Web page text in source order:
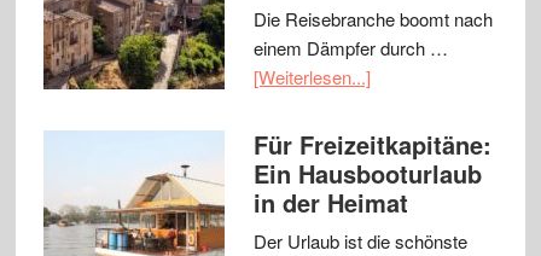
Die Reisebranche boomt nach
einem Dämpfer durch …
[Weiterlesen...]
Für Freizeitkapitäne:
Ein Hausbooturlaub
in der Heimat
Der Urlaub ist die schönste